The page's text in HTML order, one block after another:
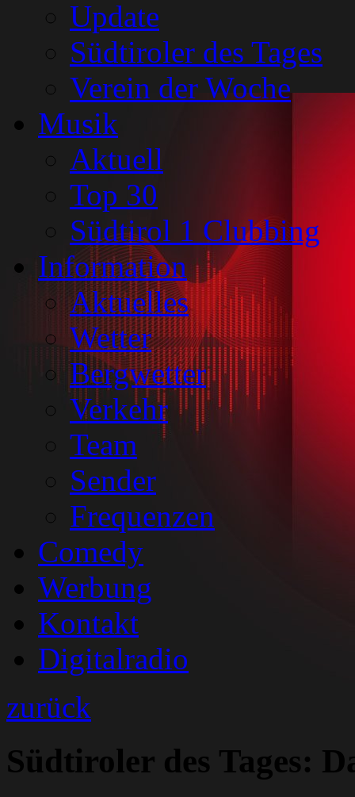
Update
Südtiroler des Tages
Verein der Woche
Musik
Aktuell
Top 30
Südtirol 1 Clubbing
Information
Aktuelles
Wetter
Bergwetter
Verkehr
Team
Sender
Frequenzen
Comedy
Werbung
Kontakt
Digitalradio
zurück
Südtiroler des Tages: